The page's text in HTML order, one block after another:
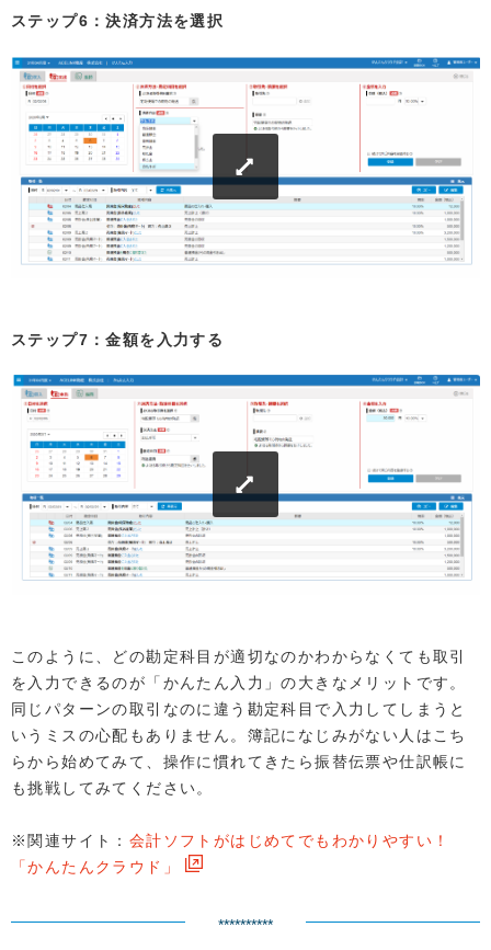
ステップ6：決済方法を選択
ステップ7：金額を入力する
このように、どの勘定科目が適切なのかわからなくても取引
を入力できるのが「かんたん入力」の大きなメリットです。
同じパターンの取引なのに違う勘定科目で入力してしまうと
いうミスの心配もありません。簿記になじみがない人はこち
らから始めてみて、操作に慣れてきたら振替伝票や仕訳帳に
も挑戦してみてください。
※関連サイト： 会計ソフトがはじめてでもわかりやすい！
「かんたんクラウド」
**********